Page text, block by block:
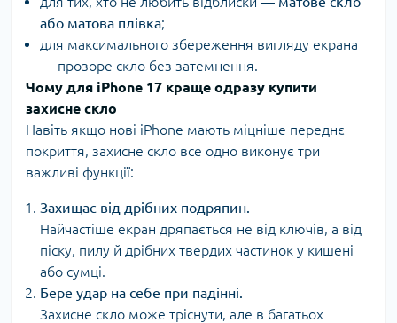
або матова плівка;
для максимального збереження вигляду екрана
— прозоре скло без затемнення.
Чому для iPhone 17 краще одразу купити
захисне скло
Навіть якщо нові iPhone мають міцніше переднє
покриття, захисне скло все одно виконує три
важливі функції:
Захищає від дрібних подряпин.
Найчастіше екран дряпається не від ключів, а від
піску, пилу й дрібних твердих частинок у кишені
або сумці.
Бере удар на себе при падінні.
Захисне скло може тріснути, але в багатьох